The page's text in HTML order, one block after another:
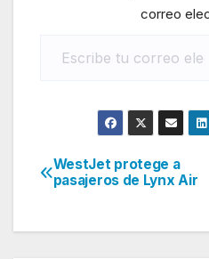
correo
Navegación
WestJet protege a
pasajeros de Lynx Air